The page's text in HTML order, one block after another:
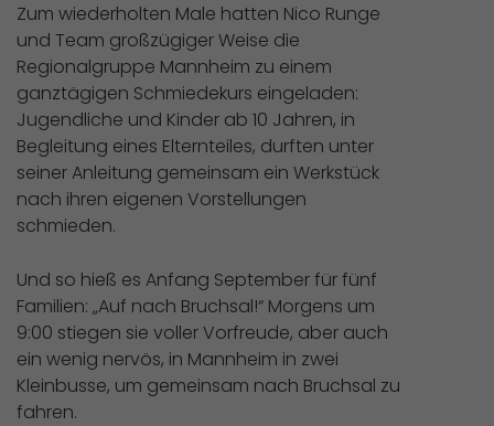
Zum wiederholten Male hatten Nico Runge
und Team großzügiger Weise die
Regionalgruppe Mannheim zu einem
ganztägigen Schmiedekurs eingeladen:
Jugendliche und Kinder ab 10 Jahren, in
Begleitung eines Elternteiles, durften unter
seiner Anleitung gemeinsam ein Werkstück
nach ihren eigenen Vorstellungen
schmieden.
Und so hieß es Anfang September für fünf
Familien: „Auf nach Bruchsal!“ Morgens um
9:00 stiegen sie voller Vorfreude, aber auch
ein wenig nervös, in Mannheim in zwei
Kleinbusse, um gemeinsam nach Bruchsal zu
fahren.